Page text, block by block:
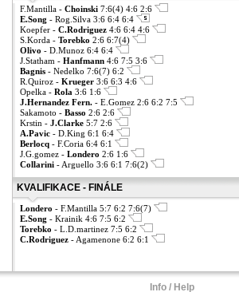
F.Mantilla - Choinski 7:6(4) 4:6 2:6
E.Song - Rog.Silva 3:6 6:4 6:4
Koepfer - C.Rodriguez 4:6 6:4 4:6
S.Korda - Torebko 2:6 6:7(4)
Olivo - D.Munoz 6:4 6:4
J.Statham - Hanfmann 4:6 7:5 3:6
Bagnis - Nedelko 7:6(7) 6:2
R.Quiroz - Krueger 3:6 6:3 4:6
Opelka - Rola 3:6 1:6
J.Hernandez Fern. - E.Gomez 2:6 6:2 7:5
Sakamoto - Basso 2:6 2:6
Krstin - J.Clarke 5:7 2:6
A.Pavic - D.King 6:1 6:4
Berlocq - F.Coria 6:4 6:1
J.G.gomez - Londero 2:6 1:6
Collarini - Arguello 3:6 6:1 7:6(2)
KVALIFIKACE - FINÁLE
Londero - F.Mantilla 5:7 6:2 7:6(7)
E.Song - Krainik 4:6 7:5 6:2
Torebko - L.D.martinez 7:5 6:2
C.Rodriguez - Agamenone 6:2 6:1
Info / Help